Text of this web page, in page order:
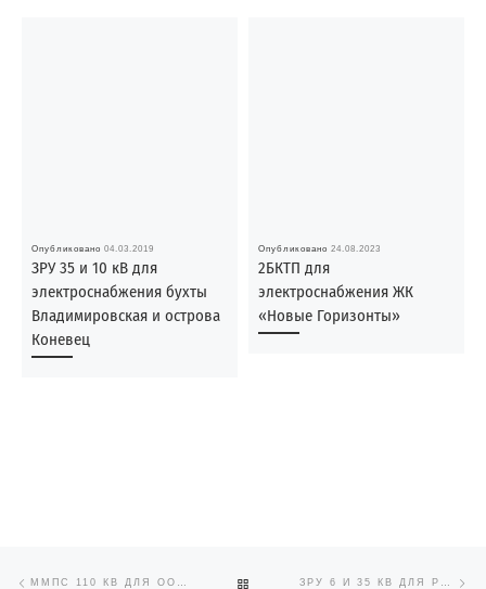
Опубликовано04.03.2019
ЗРУ 35 и 10 кВ для
электроснабжения бухты
Владимировская и острова
Коневец
Опубликовано24.08.2023
2БКТП для
электроснабжения ЖК
«Новые Горизонты»
Навигация по записям ОБРАТНО К СПИСКУ ЗАПИСЕЙ